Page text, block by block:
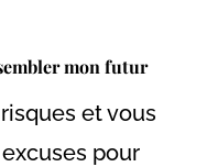
mon futur
et vous
pour